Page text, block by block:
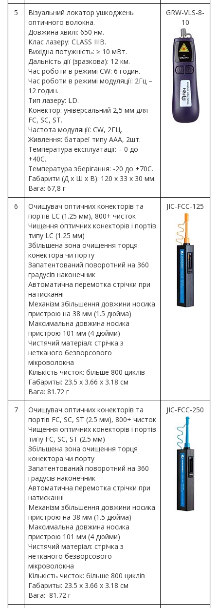
5
Візуальний локатор ушкоджень
оптичного волокна.
Довжина хвилі: 650 нм.
Клас лазеру: CLASS IIIB.
Вихідна потужність: ≥ 10 мВт.
Дальність дії (зразкова): 12 км.
Час роботи в режимі CW: 6 годин.
Час роботи в режимі модуляції: 2Гц –
12 годин.
Тип лазеру: LD.
Конектор: універсальний 2,5 мм для
FC, SC, ST.
Частота модуляції: CW, 2ГЦ.
Живлення: батареї типу ААА, 2шт.
Температура експлуатації: – 0 до
+40С.
Температура зберігання: -20 до +70С.
Габарити (Д х Ш х В): 120 х 33 х 30 мм.
Вага: 67,8 г
GRW-VLS-8-
10
6
Очищувач оптичних конекторів та
портів LC (1.25 мм), 800+ чисток
Чищення оптичних конекторів і портів
типу LC (1.25 мм)
Збільшена зона очищення торця
конектора чи порту
Запатентований поворотний на 360
градусів наконечник
Автоматична перемотка стрічки при
натисканні
Механізм збільшення довжини носика
пристрою на 38 мм (1.5 дюйма)
Максимальна довжина носика
пристрою 101 мм (4 дюйми)
Чистячий матеріал: стрічка з
нетканого безворсового
мікроволокна
Кількість чисток: більше 800 циклів
Габариты: 23.5 x 3.66 x 3.18 см
Вага: 81.72 г
JIC-FCC-125
7
Очищувач оптичних конекторів та
портів FC, SC, ST (2.5 мм), 800+ чисток
Чищення оптичних конекторів і портів
типу FC, SC, ST (2.5 мм)
Збільшена зона очищення торця
конектора чи порту
Запатентований поворотний на 360
градусів наконечник
Автоматична перемотка стрічки при
натисканні
Механізм збільшення довжини носика
пристрою на 38 мм (1.5 дюйма)
Максимальна довжина носика
пристрою 101 мм (4 дюйми)
Чистячий матеріал: стрічка з
нетканого безворсового
мікроволокна
Кількість чисток: більше 800 циклів
Габариты: 23.5 x 3.66 x 3.18 см
Вага: 81.72 г
JIC-FCC-250